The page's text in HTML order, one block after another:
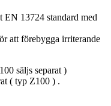
13724 standard med
att förebygga irriterande
säljs separat )
( typ Z100 ) .